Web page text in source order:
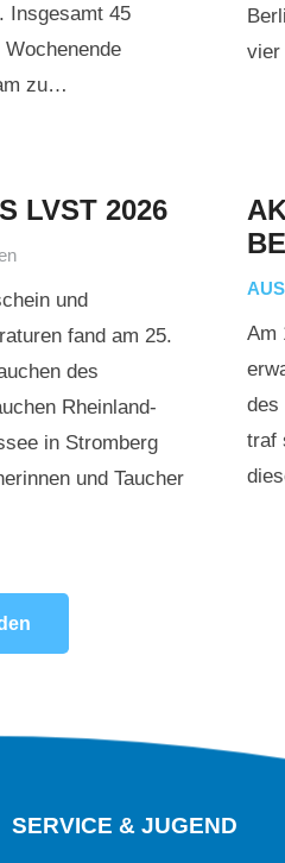
Insgesamt 45
zu…
vier
LVST 2026
und
fand am 25.
des
Rheinland-
in Stromberg
und Taucher
Am
des
traf
SERVICE & JUGEND